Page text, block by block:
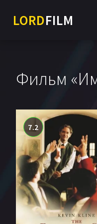
LORDFILM
Фильм
7.2